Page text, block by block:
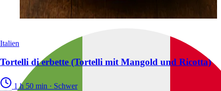
Italien
Tortelli di erbette (Tortelli mit Mangold und Ricotta)
1 h 50 min · Schwer